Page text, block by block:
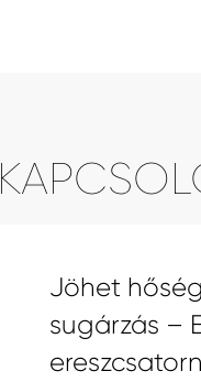
Jöhet
sugárzás –